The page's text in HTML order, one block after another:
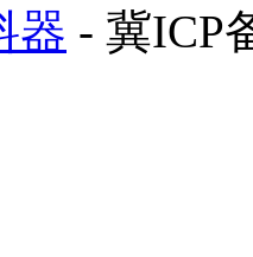
器 - 冀ICP